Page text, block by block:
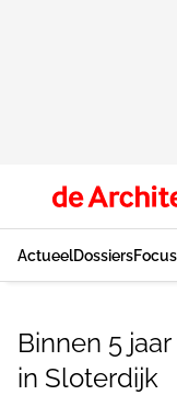
ActueelDossiersFocus
Binnen 5
in Sloterdijk